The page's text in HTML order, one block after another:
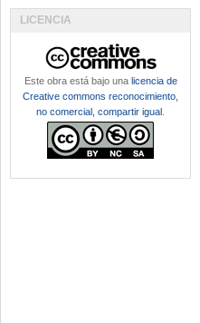
LICENCIA
Este obra está bajo una licencia de
Creative commons reconocimiento,
no comercial, compartir igual